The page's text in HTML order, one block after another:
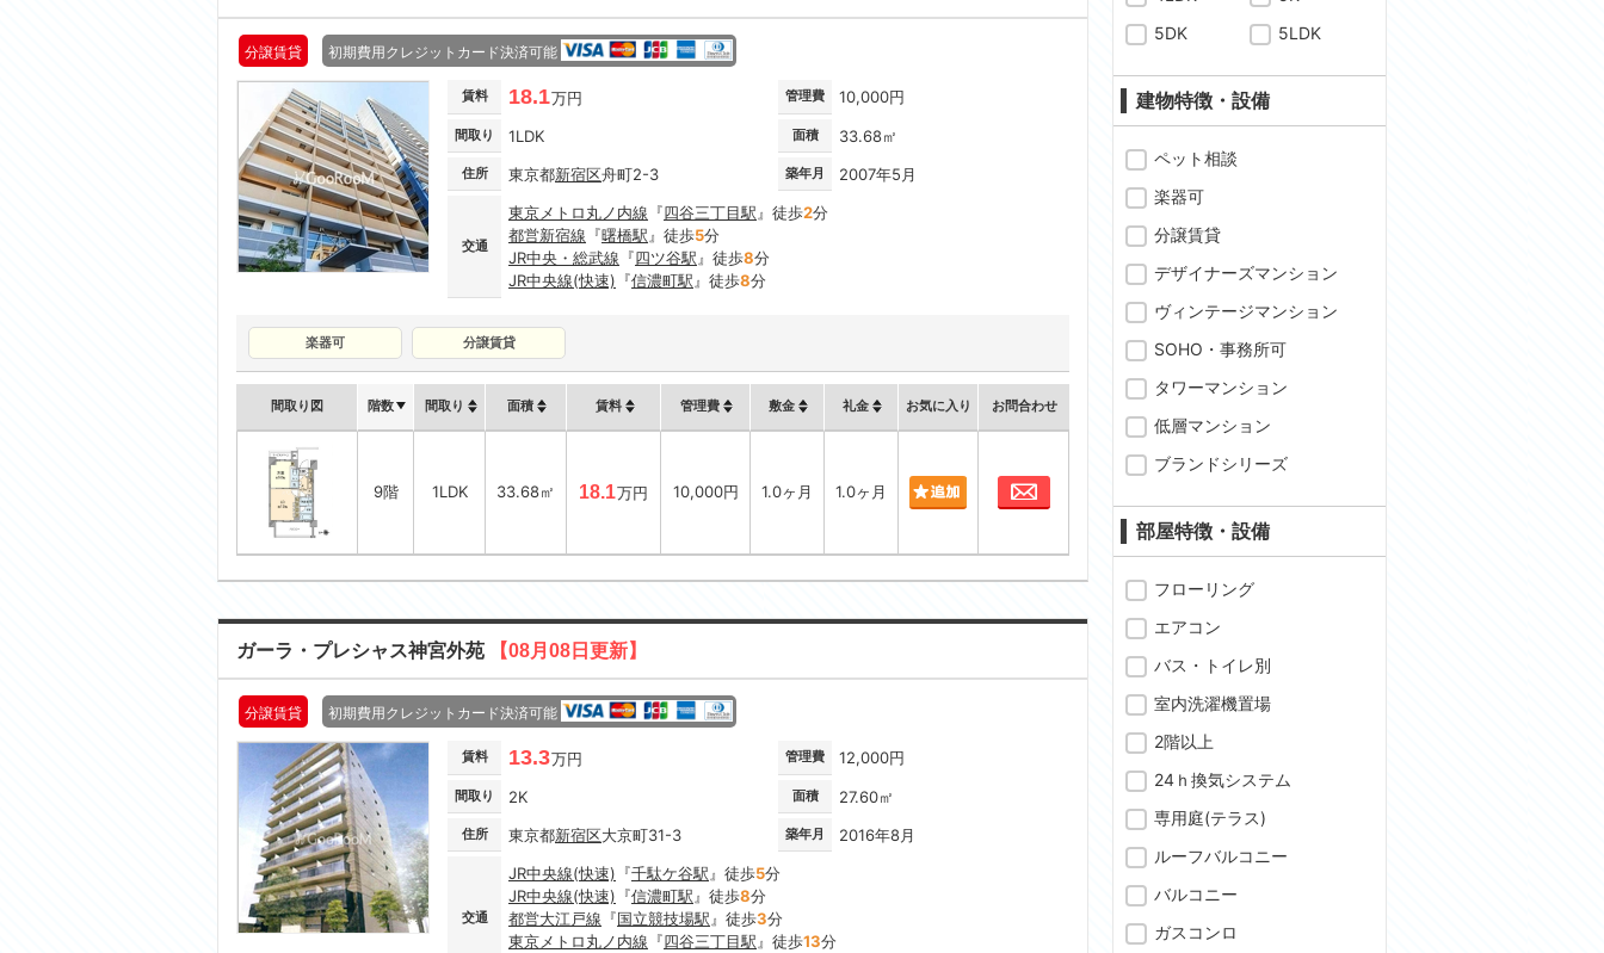
分譲賃貸 初期費用クレジットカード決済可能
賃料 18.1万円 管理費 10,000円
間取り 1LDK 面積 33.68㎡
住所 東京都新宿区舟町2-3 築年月 2007年5月
交通
東京メトロ丸ノ内線 『四谷三丁目駅 』徒歩2分
都営新宿線 『曙橋駅 』徒歩5分
JR中央・総武線 『四ツ谷駅 』徒歩8分
JR中央線(快速) 『信濃町駅 』徒歩8分
楽器可 分譲賃貸
間取り図 階数 間取り 面積 賃料 管理費 敷金 礼金 お気に入り お問合わせ
9階 1LDK 33.68㎡ 18.1万円 10,000円 1.0ヶ月 1.0ヶ月 お問合わせ
ガーラ・プレシャス神宮外苑 【08月08日更新】
分譲賃貸 初期費用クレジットカード決済可能
賃料 13.3万円 管理費 12,000円
間取り 2K 面積 27.60㎡
住所 東京都新宿区大京町31-3 築年月 2016年8月
交通
JR中央線(快速) 『千駄ケ谷駅 』徒歩5分
JR中央線(快速) 『信濃町駅 』徒歩8分
都営大江戸線 『国立競技場駅 』徒歩3分
東京メトロ丸ノ内線 『四谷三丁目駅 』徒歩13分
5DK
5LDK
建物特徴・設備
ペット相談
楽器可
分譲賃貸
デザイナーズマンション
ヴィンテージマンション
SOHO・事務所可
タワーマンション
低層マンション
ブランドシリーズ
部屋特徴・設備
フローリング
エアコン
バス・トイレ別
室内洗濯機置場
2階以上
24ｈ換気システム
専用庭(テラス)
ルーフバルコニー
バルコニー
ガスコンロ